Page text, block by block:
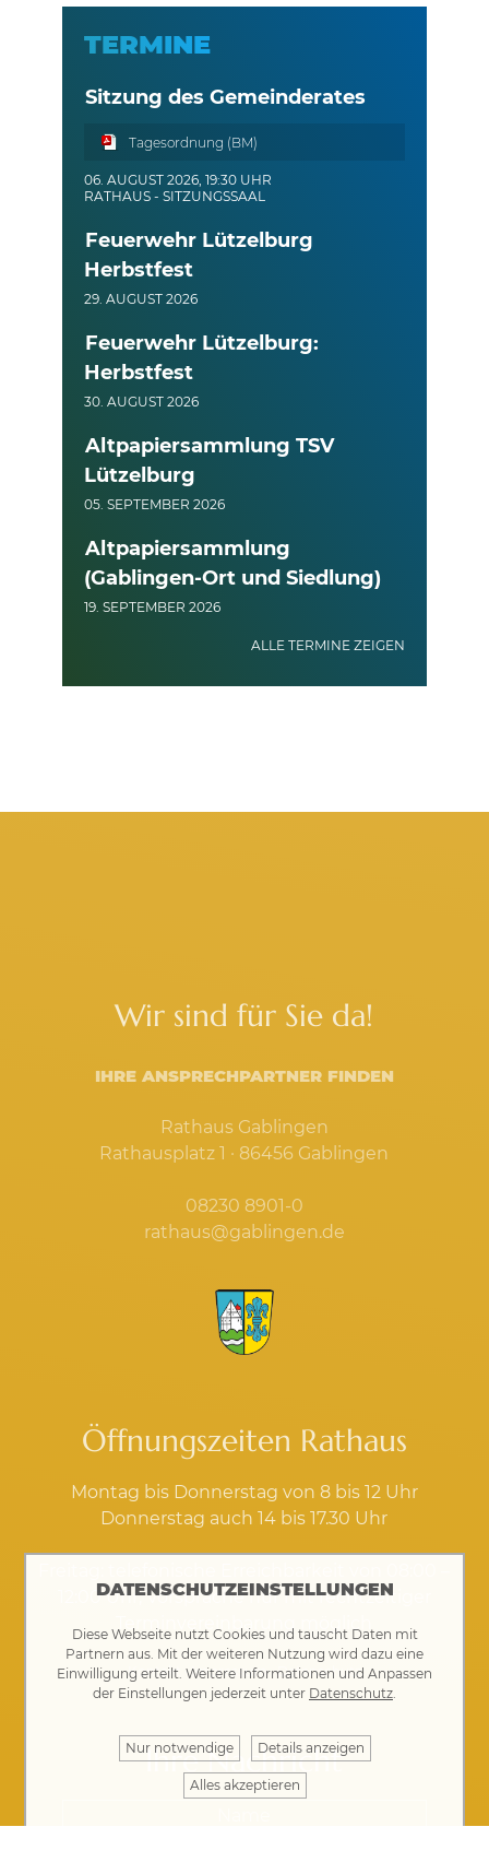
TERMINE
Sitzung des Gemeinderates
Tagesordnung (BM)
06. AUGUST 2026, 19:30 UHR
RATHAUS - SITZUNGSSAAL
Feuerwehr Lützelburg
Herbstfest
29. AUGUST 2026
Feuerwehr Lützelburg:
Herbstfest
30. AUGUST 2026
Altpapiersammlung TSV
Lützelburg
05. SEPTEMBER 2026
Altpapiersammlung
(Gablingen-Ort und Siedlung)
19. SEPTEMBER 2026
ALLE TERMINE ZEIGEN
Wir sind für Sie da!
IHRE ANSPRECHPARTNER FINDEN
Rathaus Gablingen
Rathausplatz 1 · 86456 Gablingen
08230 8901-0
rathaus@gablingen.de
Öffnungszeiten Rathaus
Montag bis Donnerstag von 8 bis 12 Uhr
Donnerstag auch 14 bis 17.30 Uhr
12:00 Uhr, Vorsprache nur mit rechtzeitiger
Terminvereinbarung möglich
Kontakt ·Impressum·Datenschutz
Ihre Nachricht
DATENSCHUTZEINSTELLUNGEN
Diese Webseite nutzt Cookies und tauscht Daten mit
Partnern aus. Mit der weiteren Nutzung wird dazu eine
Einwilligung erteilt. Weitere Informationen und Anpassen
der Einstellungen jederzeit unter Datenschutz.
Nur notwendige Details anzeigen
Alles akzeptieren